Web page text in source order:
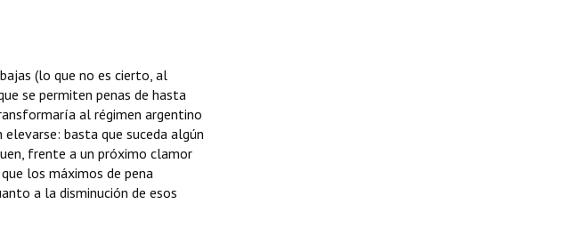
(lo que no es cierto, al
se permiten penas de hasta
al régimen argentino
basta que suceda algún
frente a un próximo clamor
los máximos de pena
a la disminución de esos